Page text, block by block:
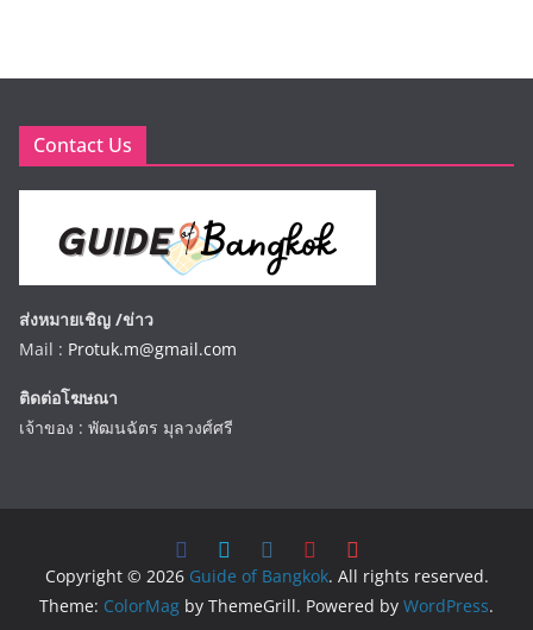
Contact Us
ส่งหมายเชิญ /ข่าว
Mail : Protuk.m@gmail.com
ติดต่อโฆษณา
เจ้าของ : พัฒนฉัตร มุลวงศ์ศรี
Copyright © 2026 Guide of Bangkok. All rights reserved.
Theme: ColorMag by ThemeGrill. Powered by WordPress.